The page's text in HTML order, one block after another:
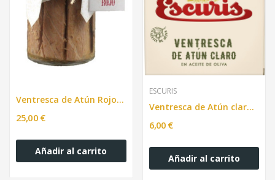
Ventresca de Atún Rojo 350g
25,00 €
Añadir al carrito
ESCURIS
Ventresca de Atún claro en Aceite de oliva,...
6,00 €
Añadir al carrito